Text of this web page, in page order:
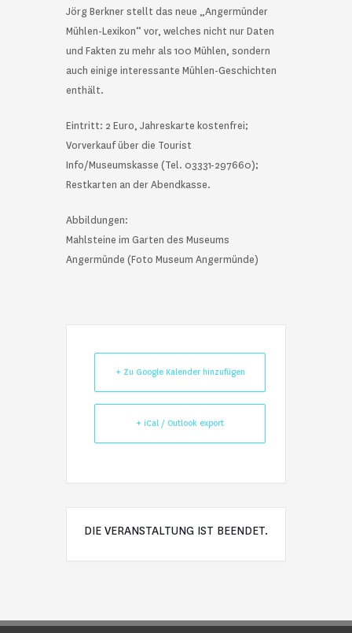
Jörg Berkner stellt das neue „Angermünder
Mühlen-Lexikon“ vor, welches nicht nur Daten
und Fakten zu mehr als 100 Mühlen, sondern
auch einige interessante Mühlen-Geschichten
enthält.
Eintritt: 2 Euro, Jahreskarte kostenfrei;
Vorverkauf über die Tourist
Info/Museumskasse (Tel. 03331-297660);
Restkarten an der Abendkasse.
Abbildungen:
Mahlsteine im Garten des Museums
Angermünde (Foto Museum Angermünde)
+ Zu Google Kalender hinzufügen
+ iCal / Outlook export
DIE VERANSTALTUNG IST BEENDET.